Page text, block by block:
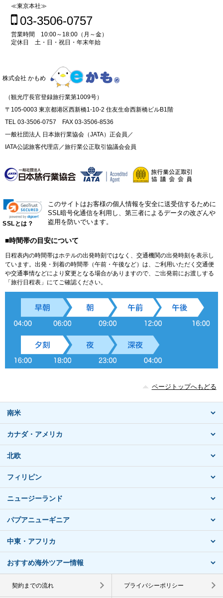
≪東京本社≫
03-3506-0757
営業時間 10:00～18:00（月～金）
定休日 土・日・祝日・年末年始
株式会社 かもめ
（観光庁長官登録旅行業第1009号）
〒105-0003 東京都港区西新橋1-10-2 住友生命西新橋ビルB1階
TEL 03-3506-0757 FAX 03-3506-8536
一般社団法人 日本旅行業協会（JATA）正会員／
IATA公認旅客代理店／旅行業公正取引協議会会員
SSLとは？
このサイトはお客様の個人情報を安全に送受信するために
SSL暗号化通信を利用し、第三者によるデータの改ざんや
盗用を防いでいます。
■時間帯の目安について
日程表内の時間帯はホテルの出発時刻ではなく、交通機関の出発時刻を表示し
ています。出発・到着の時間帯（午前・午後など）は、ご利用いただく交通便
や交通事情などにより変更となる場合がありますので、ご出発前にお渡しする
「旅行日程表」にてご確認ください。
ページトップへもどる
南米
カナダ・アメリカ
北欧
フィリピン
ニュージーランド
パプアニューギニア
中東・アフリカ
おすすめ海外ツアー情報
契約までの流れ プライバシーポリシー